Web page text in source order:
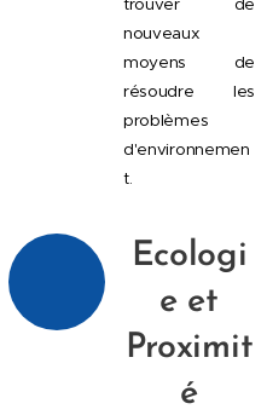
trouver de
nouveaux
moyens de
résoudre les
problèmes
d'environnemen
t.
Ecologi
e et
Proximit
é